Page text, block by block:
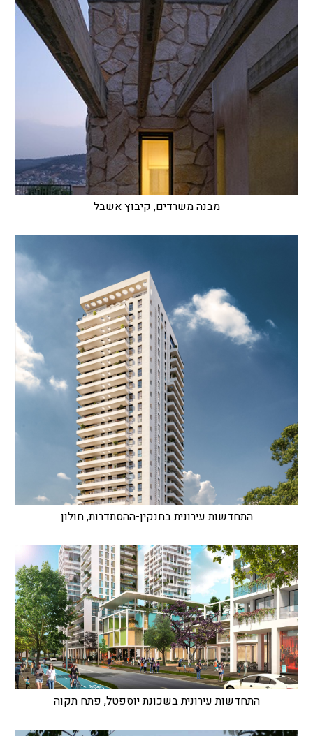
מבנה משרדים, קיבוץ אשבל
התחדשות עירונית בחנקין-ההסתדרות, חולון
התחדשות עירונית בשכונת יוספטל, פתח תקוה